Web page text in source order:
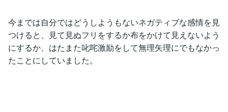
今までは自分ではどうしようもないネガティブな感情を見
つけると、見て見ぬフリをするか布をかけて見えないよう
にするか、はたまた叱咤激励をして無理矢理にでもなかっ
たことにしていました。